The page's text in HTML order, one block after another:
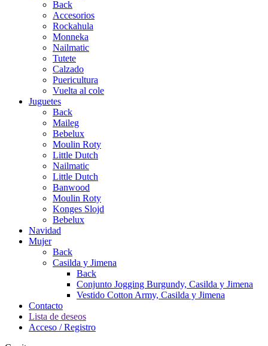
Back
Accesorios
Rockahula
Monneka
Nailmatic
Tutete
Calzado
Puericultura
Vuelta al cole
Juguetes
Back
Maileg
Bebelux
Moulin Roty
Little Dutch
Nailmatic
Little Dutch
Banwood
Moulin Roty
Konges Slojd
Bebelux
Navidad
Mujer
Back
Casilda y Jimena
Back
Conjunto Jogging Burgundy, Casilda y Jimena
Vestido Cotton Army, Casilda y Jimena
Contacto
Lista de deseos
Acceso / Registro